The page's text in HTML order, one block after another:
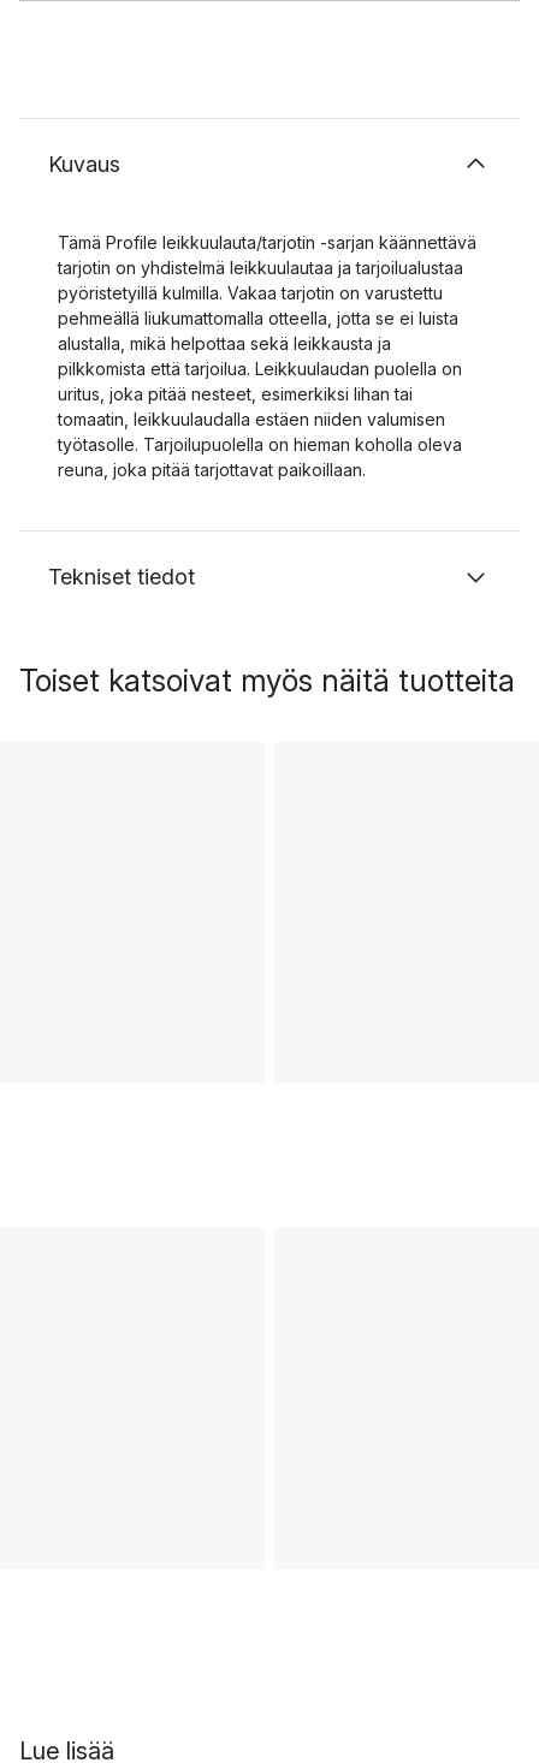
Kuvaus
Tämä Profile leikkuulauta/tarjotin -sarjan käännettävä
tarjotin on yhdistelmä leikkuulautaa ja tarjoilualustaa
pyöristetyillä kulmilla. Vakaa tarjotin on varustettu
pehmeällä liukumattomalla otteella, jotta se ei luista
alustalla, mikä helpottaa sekä leikkausta ja
pilkkomista että tarjoilua. Leikkuulaudan puolella on
uritus, joka pitää nesteet, esimerkiksi lihan tai
tomaatin, leikkuulaudalla estäen niiden valumisen
työtasolle. Tarjoilupuolella on hieman koholla oleva
reuna, joka pitää tarjottavat paikoillaan.
Tekniset tiedot
Toiset katsoivat myös näitä tuotteita
Lue lisää